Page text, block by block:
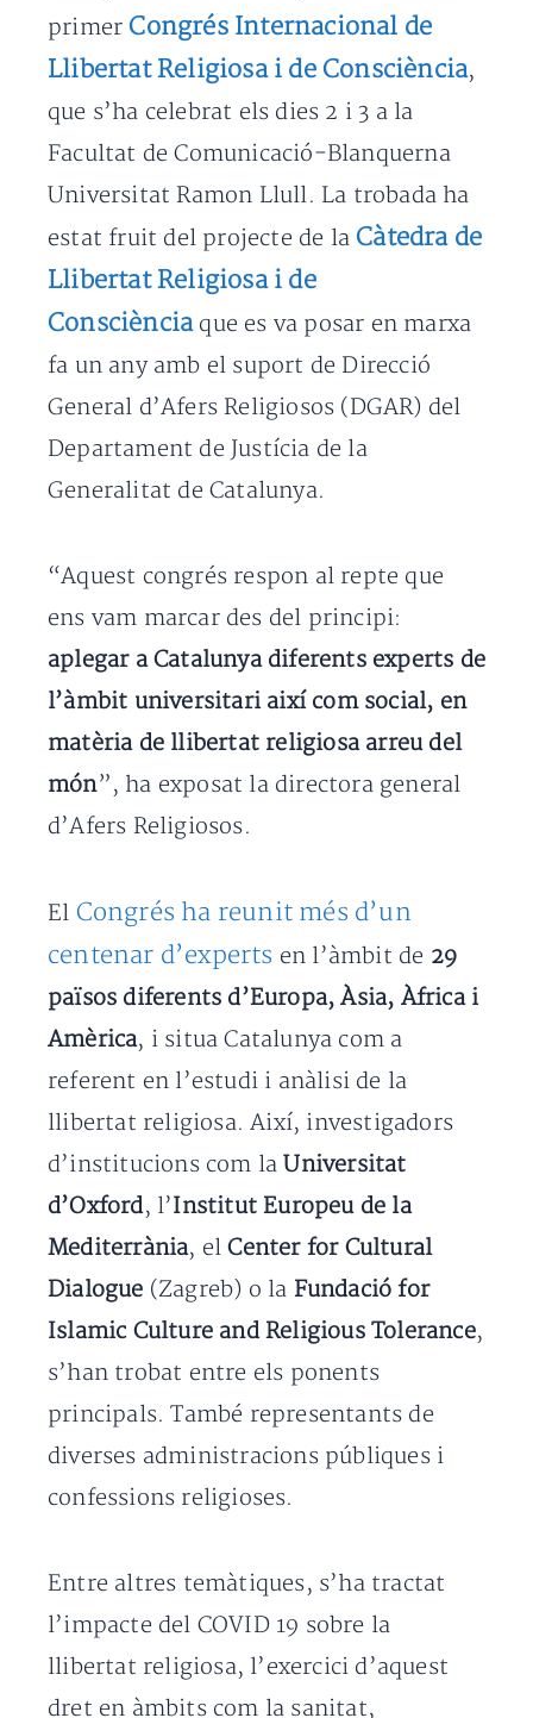
primerCongrés Internacional de
Llibertat Religiosa i de Consciència,
que s’ha celebrat els dies 2 i 3 a la
Facultat de Comunicació-Blanquerna
Universitat Ramon Llull. La trobada ha
estat fruit del projecte de laCàtedra de
Llibertat Religiosa i de
Consciènciaque es va posar en marxa
fa un any amb el suport de Direcció
General d’Afers Religiosos (DGAR) del
Departament de Justícia de la
Generalitat de Catalunya.
“Aquest congrés respon al repte que
ens vam marcar des del principi:
aplegar a Catalunya diferents experts de
l’àmbit universitari així com social, en
matèria de llibertat religiosa arreu del
món”, ha exposat la directora general
d’Afers Religiosos.
El Congrés ha reunit més d’un
centenar d’experts en l’àmbit de 29
països diferents d’Europa, Àsia, Àfrica i
Amèrica, i situa Catalunya com a
referent en l’estudi i anàlisi de la
llibertat religiosa. Així, investigadors
d’institucions com laUniversitat
d’Oxford, l’Institut Europeu de la
Mediterrània, elCenter for Cultural
Dialogue (Zagreb) o la Fundació for
Islamic Culture and Religious Tolerance,
s’han trobat entre els ponents
principals. També representants de
diverses administracions públiques i
confessions religioses.
Entre altres temàtiques, s’ha tractat
l’impacte del COVID 19 sobre la
llibertat religiosa, l’exercici d’aquest
dret en àmbits com la sanitat,